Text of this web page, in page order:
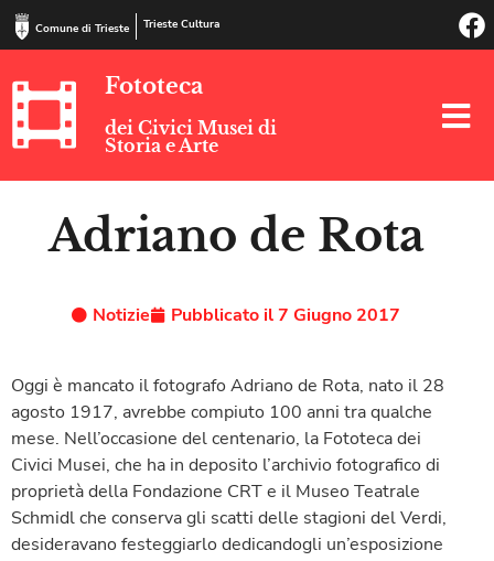
Comune di Trieste Trieste Cultura
Fototeca
dei Civici Musei di
Storia e Arte
Adriano de Rota
Notizie Pubblicato il7 Giugno 2017
Oggi è mancato il fotografo Adriano de Rota, nato il 28
agosto 1917, avrebbe compiuto 100 anni tra qualche
mese. Nell’occasione del centenario, la Fototeca dei
Civici Musei, che ha in deposito l’archivio fotografico di
proprietà della Fondazione CRT e il Museo Teatrale
Schmidl che conserva gli scatti delle stagioni del Verdi,
desideravano festeggiarlo dedicandogli un’esposizione